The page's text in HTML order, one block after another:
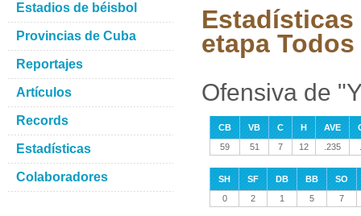
Estadísticas
etapa
Ofensiva de
CB VB C H AVE
59
51 7 12 .235
SH SF DB BB
SO
0
2 1 5 7
Estadios de béisbol
Provincias de Cuba
Reportajes
Artículos
Records
Estadísticas
Colaboradores